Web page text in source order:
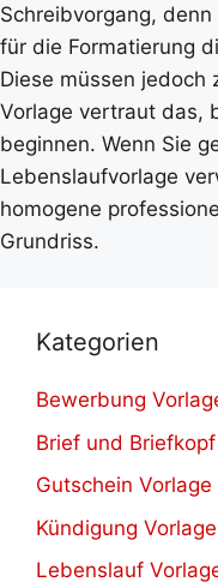
Schreibvorgang,
für die Formatierung
Diese müssen jedoch
Vorlage vertraut das,
beginnen. Wenn Sie
Lebenslaufvorlage
homogene
Grundriss.
Kategorien
Bewerbung
Brief und
Gutschein Vorlage
Kündigung Vorlage
Lebenslauf